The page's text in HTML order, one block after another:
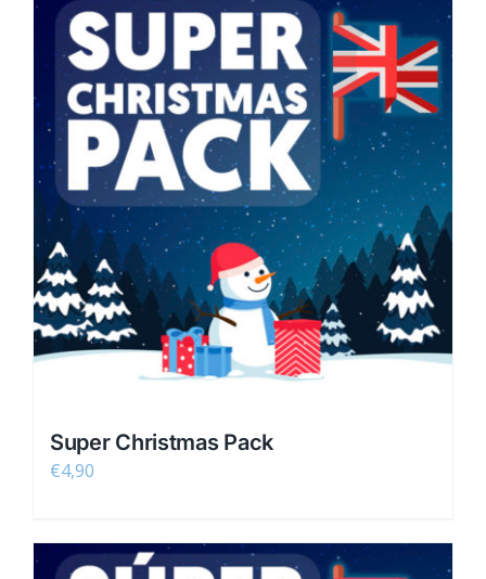
Super Christmas Pack
€4,90